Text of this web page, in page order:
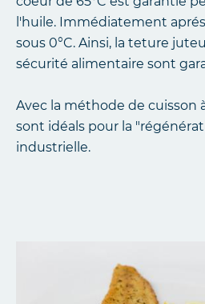
l'huile. Immédiatement
sous 0°C. Ainsi, la teture
sécurité alimentaire sont
Avec la méthode de cuisson
sont idéals pour la
industrielle.